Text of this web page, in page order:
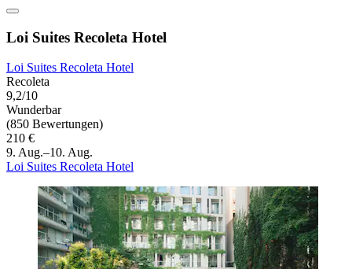
Loi Suites Recoleta Hotel
Loi Suites Recoleta Hotel
Recoleta
9,2/10
Wunderbar
(850 Bewertungen)
210 €
9. Aug.–10. Aug.
Loi Suites Recoleta Hotel